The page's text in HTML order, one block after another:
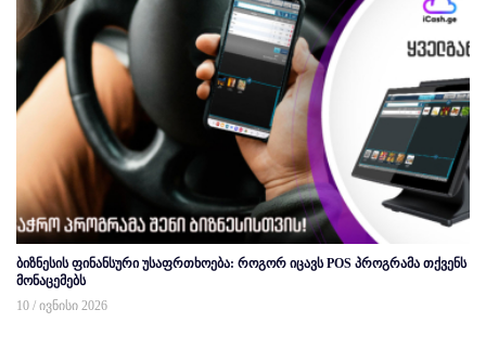
ბიზნესის ფინანსური უსაფრთხოება: როგორ იცავს POS პროგრამა თქვენს
მონაცემებს
10 / ივნისი 2026